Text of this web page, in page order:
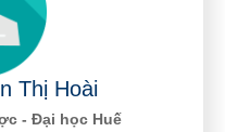
Thị Hoài
- Đại học Huế